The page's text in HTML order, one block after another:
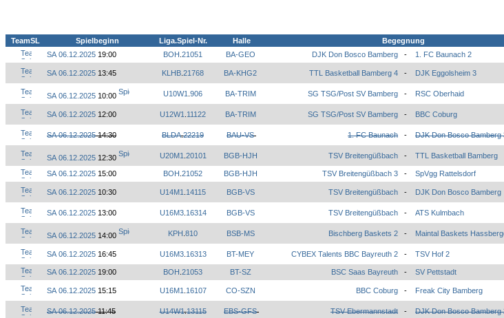
TeamSL Spielbeginn Liga.Spiel-Nr. Halle Begegnung
SA 06.12.2025 19:00 BOH 21051 BA-GEO DJK Don Bosco Bamberg - 1. FC Baunach 2
SA 06.12.2025 13:45 KLHB 21768 BA-KHG2 TTL Basketball Bamberg 4 - DJK Eggolsheim 3
SA 06.12.2025 10:00 U10W1 906 BA-TRIM SG TSG/Post SV Bamberg - RSC Oberhaid
SA 06.12.2025 12:00 U12W1 11122 BA-TRIM SG TSG/Post SV Bamberg - BBC Coburg
SA 06.12.202514:30 BLDA.22219 BAU-VS 1. FC Baunach - DJK Don Bosco Bamberg
SA 06.12.2025 12:30 U20M1 20101 BGB-HJH TSV Breitengüßbach - TTL Basketball Bamberg
SA 06.12.2025 15:00 BOH 21052 BGB-HJH TSV Breitengüßbach 3 - SpVgg Rattelsdorf
SA 06.12.2025 10:30 U14M1 14115 BGB-VS TSV Breitengüßbach - DJK Don Bosco Bamberg
SA 06.12.2025 13:00 U16M3. 16314 BGB-VS TSV Breitengüßbach - ATS Kulmbach
SA 06.12.2025 14:00 KPH 810 BSB-MS Bischberg Baskets 2 - Maintal Baskets
SA 06.12.2025 16:45 U16M3. 16313 BT-MEY CYBEX Talents BBC Bayreuth 2 - TSV Hof 2
SA 06.12.2025 19:00 BOH 21053 BT-SZ BSC Saas Bayreuth - SV Pettstadt
SA 06.12.2025 15:15 U16M1 16107 CO-SZN BBC Coburg - Freak City Bamberg
SA 06.12.202511:45 U14W1.13115 EBS-GFS TSV Ebermannstadt - DJK Don Bosco Bamberg